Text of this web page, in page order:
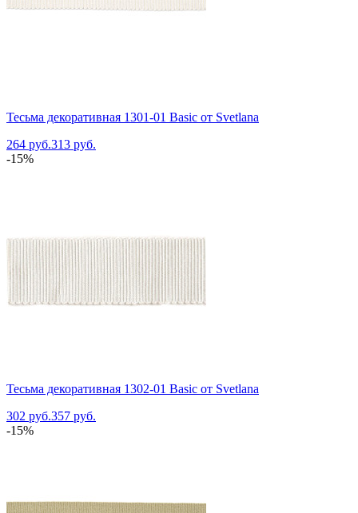
Тесьма декоративная 1301-01 Basic от Svetlana
264 руб.313 руб.
-15%
Тесьма декоративная 1302-01 Basic от Svetlana
302 руб.357 руб.
-15%